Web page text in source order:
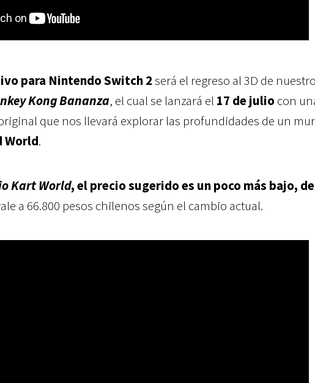
para Nintendo Switch 2será el regreso al 3D de nuestro
Kong Bananza, el cual se lanzará el 17 de juliocon
que nos llevará explorar las profundidades de un
World.
Kart World, el precio sugerido es un poco más bajo,
a 66.800 pesos chilenos según el cambio actual.